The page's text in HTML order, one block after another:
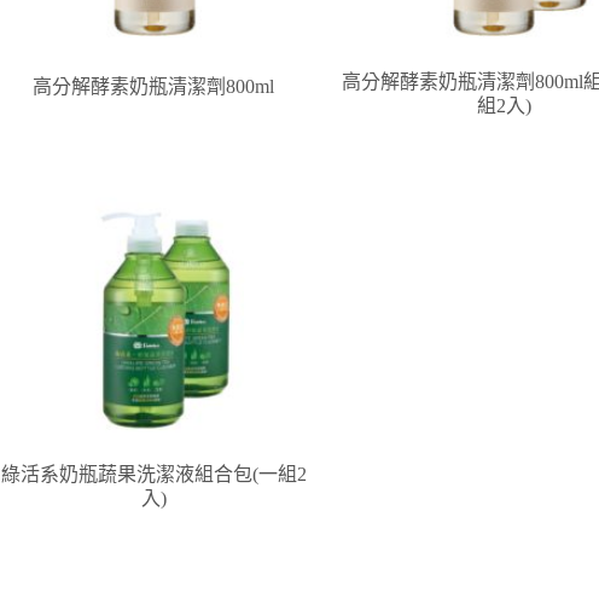
高分解酵素奶瓶清潔劑800ml
高分解酵素奶瓶清潔劑800ml
組2入)
綠活系奶瓶蔬果洗潔液組合包(一組2
入)